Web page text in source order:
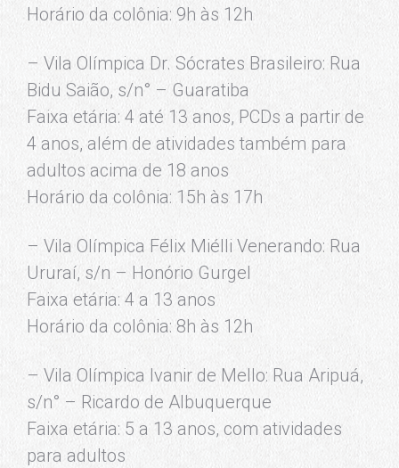
Horário da colônia: 9h às 12h
– Vila Olímpica Dr. Sócrates Brasileiro: Rua
Bidu Saião, s/n° – Guaratiba
Faixa etária: 4 até 13 anos, PCDs a partir de
4 anos, além de atividades também para
adultos acima de 18 anos
Horário da colônia: 15h às 17h
– Vila Olímpica Félix Miélli Venerando: Rua
Ururaí, s/n – Honório Gurgel
Faixa etária: 4 a 13 anos
Horário da colônia: 8h às 12h
– Vila Olímpica Ivanir de Mello: Rua Aripuá,
s/n° – Ricardo de Albuquerque
Faixa etária: 5 a 13 anos, com atividades
para adultos